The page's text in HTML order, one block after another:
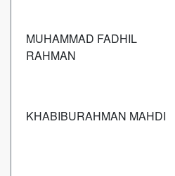
MUHAMMAD FADHIL
RAHMAN
KHABIBURAHMAN MAHDI